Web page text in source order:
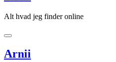
Alt hvad jeg finder online
Arnii